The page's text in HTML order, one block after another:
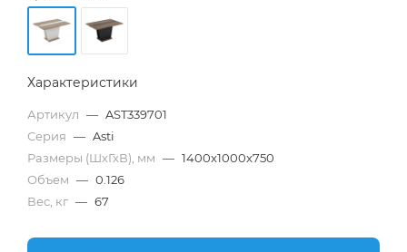
Характеристики
Артикул — AST339701
Серия — Asti
Размеры (ШхГхВ), мм — 1400x1000x750
Объем — 0.126
Вес, кг — 67